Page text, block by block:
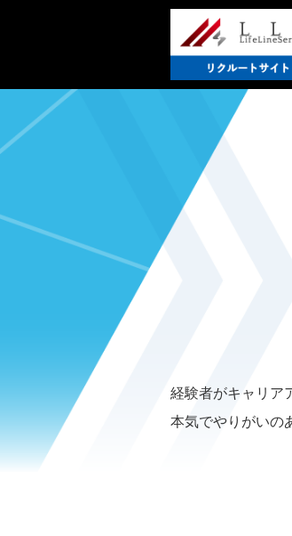
経験者がキャリア
本気でやりがいの